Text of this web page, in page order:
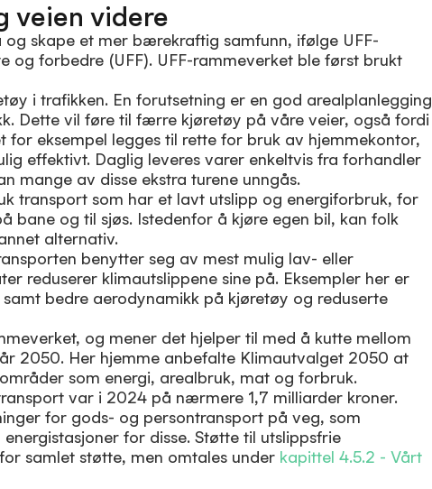
veien videre
skape et mer bærekraftig samfunn, ifølge UFF-
og forbedre (UFF). UFF-rammeverket ble først brukt
i trafikken. En forutsetning er en god arealplanlegging
Dette vil føre til færre kjøretøy på våre veier, også fordi
for eksempel legges til rette for bruk av hjemmekontor,
effektivt. Daglig leveres varer enkeltvis fra forhandler
mange av disse ekstra turene unngås.
transport som har et lavt utslipp og energiforbruk, for
bane og til sjøs. Istedenfor å kjøre egen bil, kan folk
alternativ.
benytter seg av mest mulig lav- eller
reduserer klimautslippene sine på. Eksempler her er
bedre aerodynamikk på kjøretøy og reduserte
og mener det hjelper til med å kutte mellom
2050. Her hjemme anbefalte Klimautvalget 2050 at
som energi, arealbruk, mat og forbruk.
var i 2024 på nærmere 1,7 milliarder kroner.
for gods- og persontransport på veg, som
for disse. Støtte til utslippsfrie
samlet støtte, men omtales under kapittel 4.5.2 - Vårt